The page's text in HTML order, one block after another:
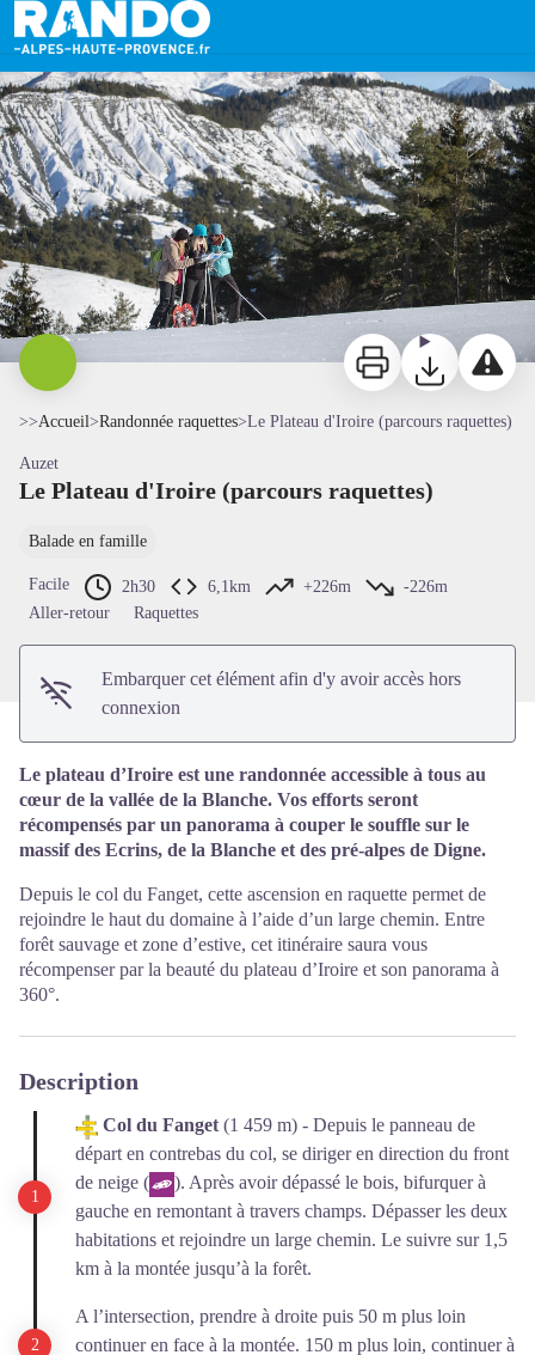
Le Plateau d'Iroire (parcours raquettes)
ImprimerTéléchargerSignaler
>>Accueil>Randonnée raquettes>Le Plateau d'Iroire (parcours raquettes)
Auzet
Le Plateau d'Iroire (parcours raquettes)
Balade en famille
Facile 2h30 6,1km +226m
-226m
Aller-retour
Raquettes
Embarquer cet élément afin d'y avoir accès hors
connexion
Le plateau d’Iroire est une randonnée accessible à tous au
cœur de la vallée de la Blanche. Vos efforts seront
récompensés par un panorama à couper le souffle sur le
massif des Ecrins, de la Blanche et des pré-alpes de Digne.
Depuis le col du Fanget, cette ascension en raquette permet de
rejoindre le haut du domaine à l’aide d’un large chemin. Entre
forêt sauvage et zone d’estive, cet itinéraire saura vous
récompenser par la beauté du plateau d’Iroire et son panorama à
360°.
Description
Col du Fanget (1 459 m) - Depuis le panneau de
départ en contrebas du col, se diriger en direction du front
de neige (
). Après avoir dépassé le bois, bifurquer à
gauche en remontant à travers champs. Dépasser les deux
habitations et rejoindre un large chemin. Le suivre sur 1,5
km à la montée jusqu’à la forêt.
A l’intersection, prendre à droite puis 50 m plus loin
continuer en face à la montée. 150 m plus loin, continuer à